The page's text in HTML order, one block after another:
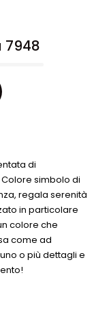
7948
di
simbolo di
regala serenità
in particolare
colore che
come ad
o più dettagli e